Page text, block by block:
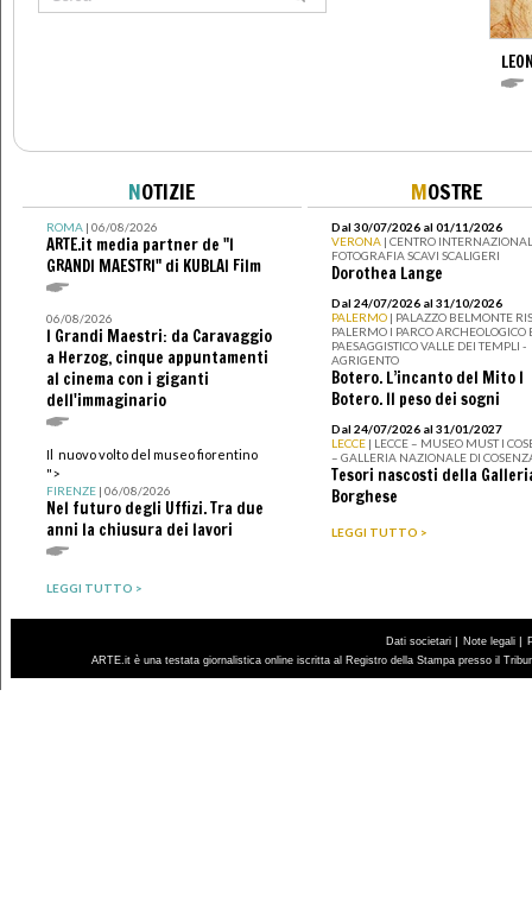
NOTIZIE
ROMA| 06/08/2026
ARTE.it media partner de "I
GRANDI MAESTRI" di KUBLAI Film
06/08/2026
I Grandi Maestri: da Caravaggio
a Herzog, cinque appuntamenti
al cinema con i giganti
dell'immaginario
Il nuovo volto del museo fiorentino
">
FIRENZE| 06/08/2026
Nel futuro degli Uffizi. Tra due
anni la chiusura dei lavori
LEGGI TUTTO >
MOSTRE
Dal 30/07/2026 al 01/11/2026
VERONA | CENTRO
FOTOGRAFIA SCAVI SCALIGERI
Dorothea Lange
Dal 24/07/2026 al 31/10/2026
PALERMO | PALAZZO BELMONTE
PALERMO I PARCO ARCHEOLOGICO
PAESAGGISTICO VALLE DEI TEMPLI -
AGRIGENTO
Botero. L’incanto del Mito I
Botero. Il peso dei sogni
Dal 24/07/2026 al 31/01/2027
LECCE | LECCE – MUSEO MUST I
– GALLERIA NAZIONALE DI
Tesori nascosti della
Borghese
LEGGI TUTTO >
Dati societari | Note legali |
ARTE.it è una testata giornalistica online iscritta al Registro della Stampa presso il